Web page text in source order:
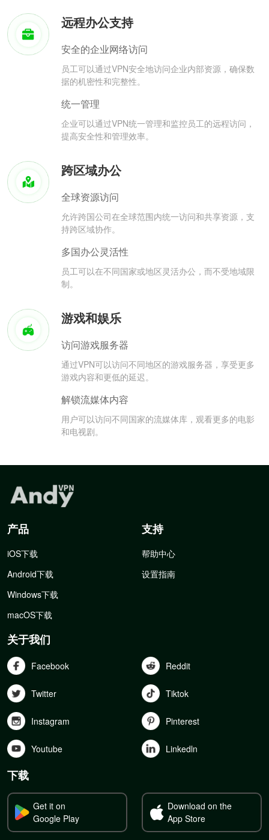
远程办公支持
安全的企业网络访问
员工可以通过VPN安全地访问企业内部资源，确保数
据的机密性和完整性。
统一管理
企业可以通过VPN统一管理和监控员工的远程访问，
提高安全性和管理效率。
跨区域办公
全球资源访问
允许跨国公司在全球范围内统一访问和共享资源，支
持跨区域协作。
多国办公灵活性
员工可以在不同国家或地区灵活办公，而不受地域限
制。
游戏和娱乐
访问游戏服务器
通过VPN可以访问不同地区的游戏服务器，享受更多
游戏内容和更低的延迟。
解锁流媒体内容
用户可以访问不同国家的流媒体库，观看更多的电影
和电视剧。
产品
iOS下载
Android下载
Windows下载
macOS下载
支持
帮助中心
设置指南
关于我们
Facebook Reddit
Twitter Tiktok
Instagram Pinterest
Youtube Linkedln
下载
Get it on
Google Play
Download on the
App Store